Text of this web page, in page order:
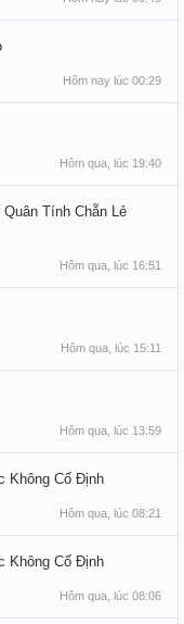
Hôm nay lúc 00:29
Hôm qua, lúc 19:40
Tính Chẵn Lẻ
Hôm qua, lúc 16:51
Hôm qua, lúc 15:11
Hôm qua, lúc 13:59
Không Cố Định
Hôm qua, lúc 08:21
Không Cố Định
Hôm qua, lúc 08:06